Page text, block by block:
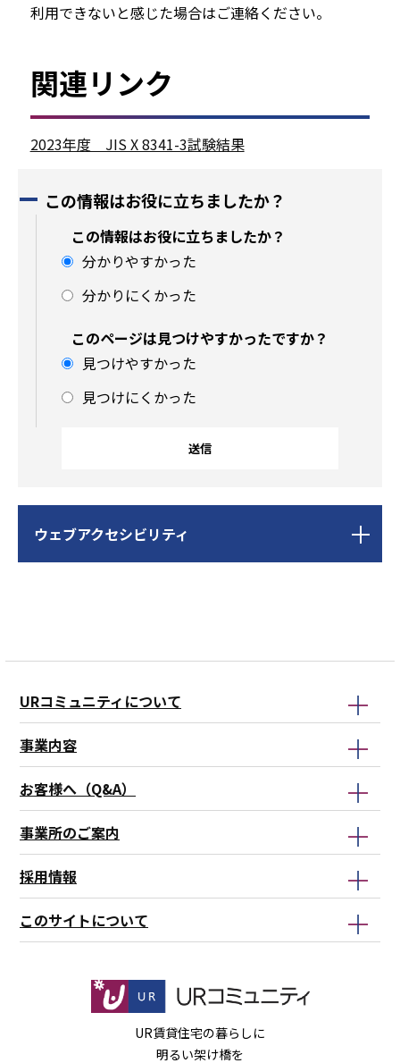
利用できないと感じた場合はご連絡ください。
関連リンク
2023年度 JIS X 8341-3試験結果
この情報はお役に立ちましたか？
この情報はお役に立ちましたか？
分かりやすかった
分かりにくかった
このページは見つけやすかったですか？
見つけやすかった
見つけにくかった
ナ
シ
ョ
ン
こ
こ
か
ら
ウェブアクセシビリティ
ビ
ゲ
ー
シ
ョ
ン
こ
こ
ま
で
ン
ド
こ
こ
か
ら
ン
ド
こ
こ
ま
で
こ
URコミュニティについて
事業内容
お客様へ（Q&A）
事業所のご案内
採用情報
このサイトについて
UR賃貸住宅の暮らしに
明るい架け橋を